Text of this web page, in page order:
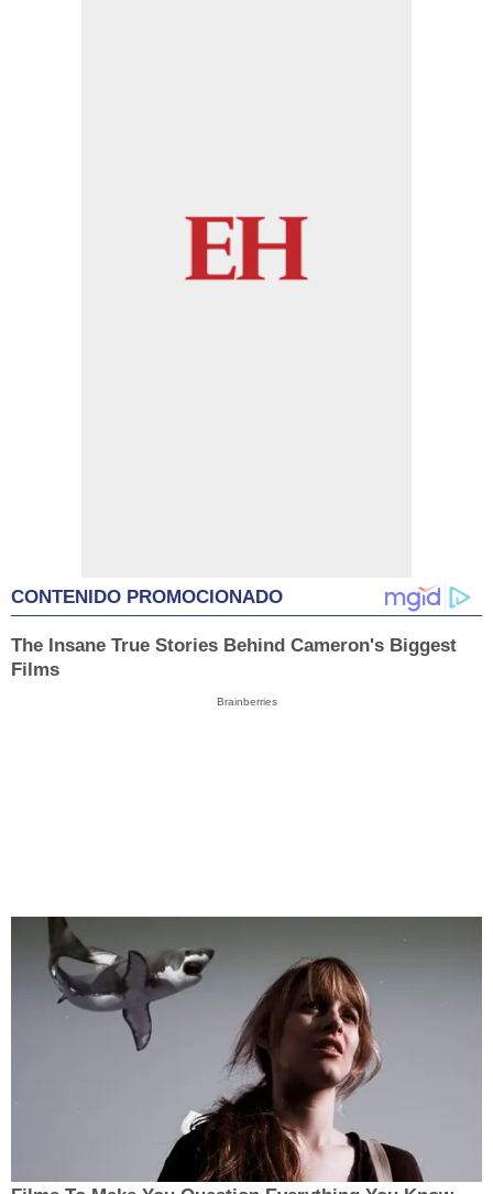
CONTENIDO PROMOCIONADO
The Insane True Stories Behind Cameron's Biggest
Films
Brainberries